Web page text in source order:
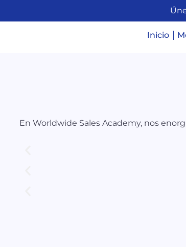
Inicio
En Worldwide Sales Academy, nos